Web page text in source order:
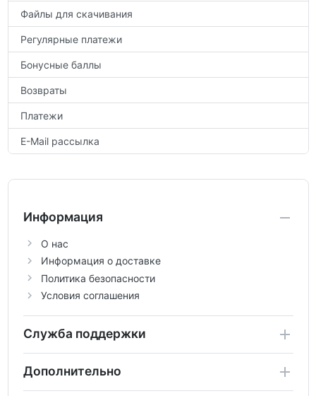
Файлы для скачивания
Регулярные платежи
Бонусные баллы
Возвраты
Платежи
E-Mail рассылка
Информация
О нас
Информация о доставке
Политика безопасности
Условия соглашения
Служба поддержки
Дополнительно